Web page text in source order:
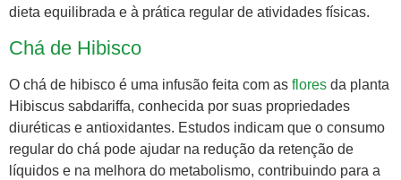
dieta equilibrada e à prática regular de atividades físicas.
Chá de Hibisco
O chá de hibisco é uma infusão feita com as flores da planta
Hibiscus sabdariffa, conhecida por suas propriedades
diuréticas e antioxidantes. Estudos indicam que o consumo
regular do chá pode ajudar na redução da retenção de
líquidos e na melhora do metabolismo, contribuindo para a